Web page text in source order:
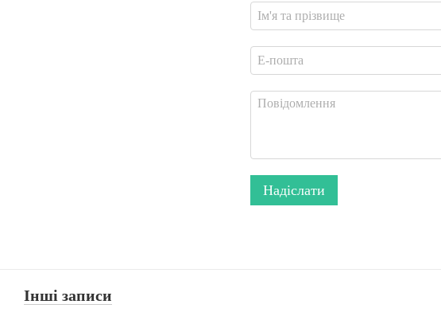
Надіслати
Інші записи